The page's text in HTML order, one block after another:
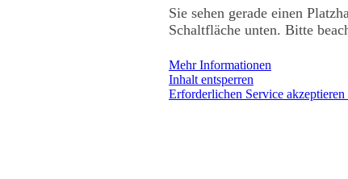
Sie sehen gerade einen
Schaltfläche unten. Bitte
Mehr Informationen
Inhalt entsperren
Erforderlichen Service akzeptieren